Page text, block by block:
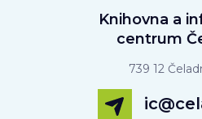
Knihovna a
centrum
739 12